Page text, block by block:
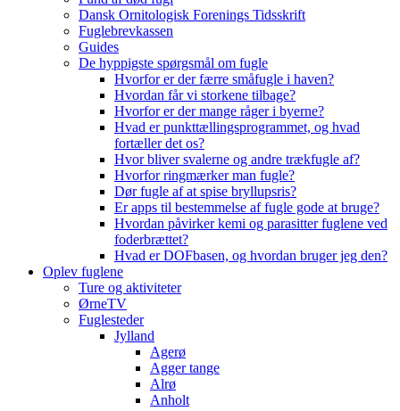
Dansk Ornitologisk Forenings Tidsskrift
Fuglebrevkassen
Guides
De hyppigste spørgsmål om fugle
Hvorfor er der færre småfugle i haven?
Hvordan får vi storkene tilbage?
Hvorfor er der mange råger i byerne?
Hvad er punkttællingsprogrammet, og hvad
fortæller det os?
Hvor bliver svalerne og andre trækfugle af?
Hvorfor ringmærker man fugle?
Dør fugle af at spise bryllupsris?
Er apps til bestemmelse af fugle gode at bruge?
Hvordan påvirker kemi og parasitter fuglene ved
foderbrættet?
Hvad er DOFbasen, og hvordan bruger jeg den?
Oplev fuglene
Ture og aktiviteter
ØrneTV
Fuglesteder
Jylland
Agerø
Agger tange
Alrø
Anholt